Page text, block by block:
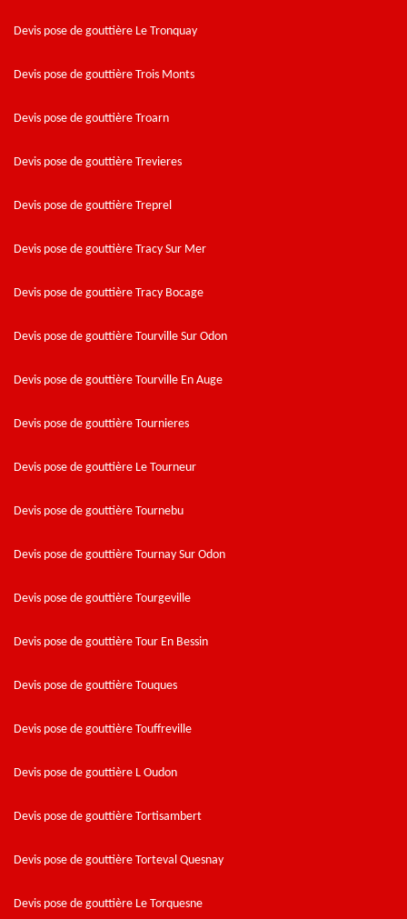
Devis pose de gouttière Le Tronquay
Devis pose de gouttière Trois Monts
Devis pose de gouttière Troarn
Devis pose de gouttière Trevieres
Devis pose de gouttière Treprel
Devis pose de gouttière Tracy Sur Mer
Devis pose de gouttière Tracy Bocage
Devis pose de gouttière Tourville Sur Odon
Devis pose de gouttière Tourville En Auge
Devis pose de gouttière Tournieres
Devis pose de gouttière Le Tourneur
Devis pose de gouttière Tournebu
Devis pose de gouttière Tournay Sur Odon
Devis pose de gouttière Tourgeville
Devis pose de gouttière Tour En Bessin
Devis pose de gouttière Touques
Devis pose de gouttière Touffreville
Devis pose de gouttière L Oudon
Devis pose de gouttière Tortisambert
Devis pose de gouttière Torteval Quesnay
Devis pose de gouttière Le Torquesne